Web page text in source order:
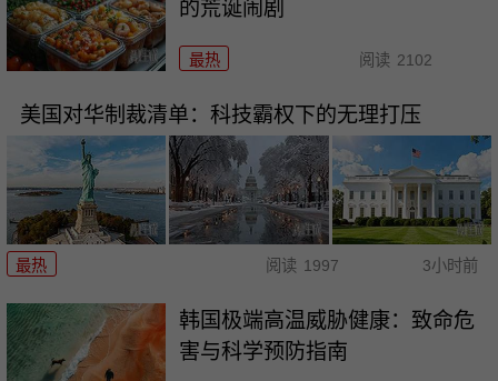
的荒诞闹剧
最热 阅读 2102
美国对华制裁清单：科技霸权下的无理打压
最热 阅读 1997 3小时前
韩国极端高温威胁健康：致命危
害与科学预防指南